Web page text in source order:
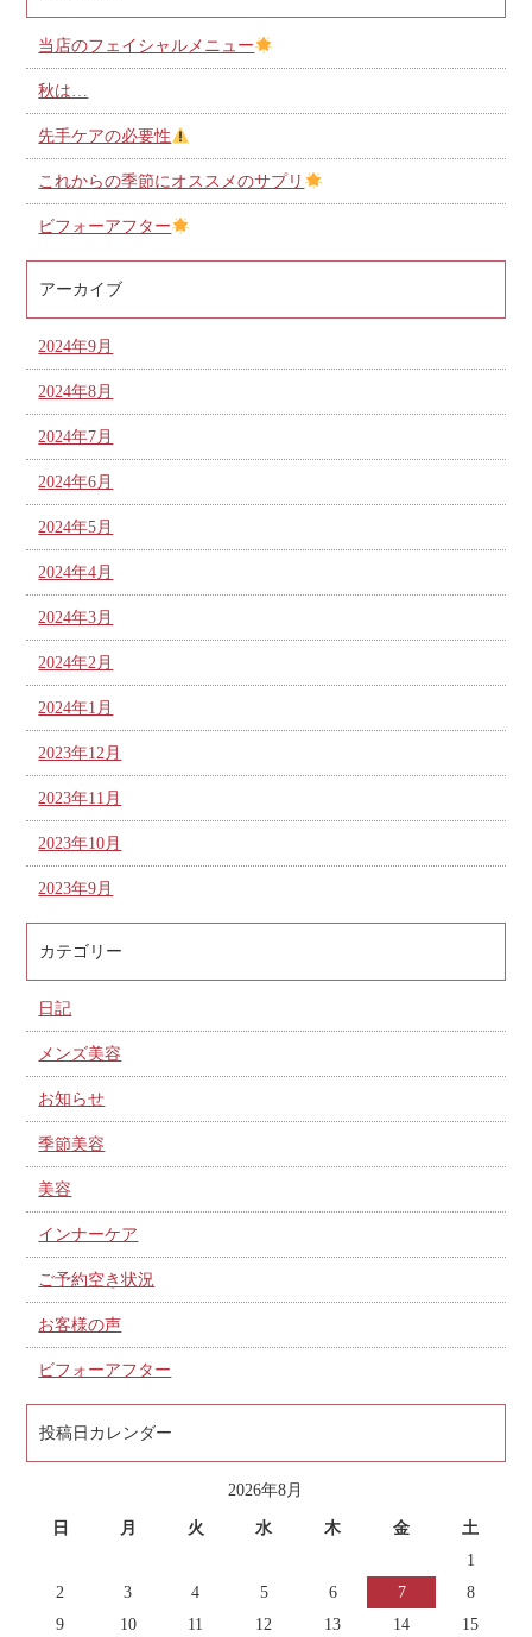
当店のフェイシャルメニュー
秋は…
先手ケアの必要性
これからの季節にオススメのサプリ
ビフォーアフター
アーカイブ
2024年9月
2024年8月
2024年7月
2024年6月
2024年5月
2024年4月
2024年3月
2024年2月
2024年1月
2023年12月
2023年11月
2023年10月
2023年9月
カテゴリー
日記
メンズ美容
お知らせ
季節美容
美容
インナーケア
ご予約空き状況
お客様の声
ビフォーアフター
投稿日カレンダー
2026年8月
日 月 火 水 木 金
土
1
2
3 4 5 6 7
8
9
10 11 12 13 14 15